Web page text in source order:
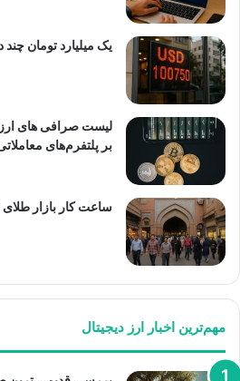
یک میلیارد تومان
لیست صرافی های ارز
بر پلتفرم‌های
ساعت کار بازار طلای 15 خرداد تهران
مهم‌ترین اخبار ارز دیجیتال